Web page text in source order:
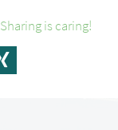
Sharing is caring!